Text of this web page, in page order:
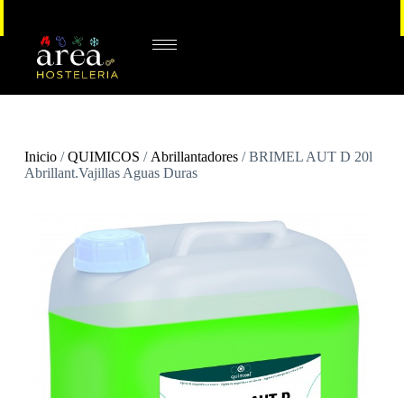
Inicio/QUIMICOS / Abrillantadores/ BRIMEL AUT D 20l
Abrillant.Vajillas Aguas Duras